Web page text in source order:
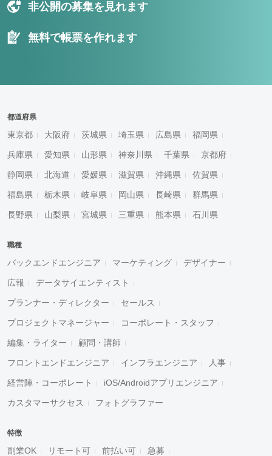
非公開の募集を見れます
無料で帳票を作れます
都道府県
東京都 大阪府 茨城県 埼玉県 広島県 福岡県
兵庫県 愛知県 山形県 神奈川県 千葉県 京都府
静岡県 北海道 愛媛県 滋賀県 沖縄県 佐賀県
福島県 栃木県 岐阜県 岡山県 長崎県 群馬県
長野県 山梨県 宮城県 三重県 熊本県 石川県
職種
バックエンドエンジニア マーケティング デザイナー
広報 データサイエンティスト
プランナー・ディレクター セールス
プロジェクトマネージャー コーポレート・スタッフ
編集・ライター 顧問・講師
フロントエンドエンジニア インフラエンジニア 人事
経営陣・コーポレート iOS/Androidアプリエンジニア
カスタマーサクセス フォトグラファー
特徴
副業OK リモート可 前払い可 急募